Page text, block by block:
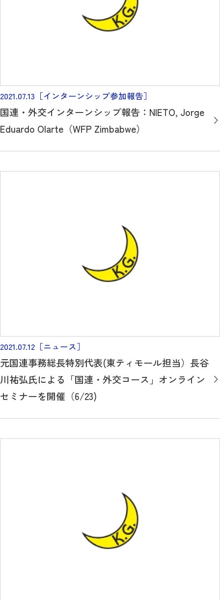
2021.07.13 ［インターンシップ参加報告］
国連・外交インターンシップ報告：NIETO, Jorge
Eduardo Olarte（WFP Zimbabwe）
2021.07.12 ［ニュース］
元国連事務総長特別代表(東ティモール担当）長谷
川祐弘氏による「国連・外交コース」オンライン
セミナーを開催（6/23)